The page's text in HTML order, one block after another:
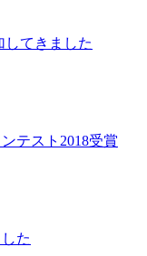
してきました
テスト2018受賞
た